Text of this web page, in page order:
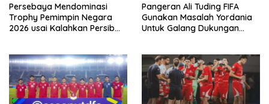
Persebaya Mendominasi
Trophy Pemimpin Negara
2026 usai Kalahkan Persib
Pangeran Ali Tuding FIFA
Gunakan Masalah Yordania
Untuk Galang Dukungan